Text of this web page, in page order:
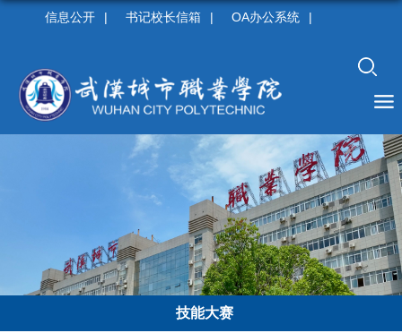
信息公开 | 书记校长信箱 | OA办公系统 |
技能大赛